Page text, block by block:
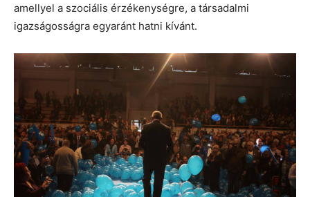
amellyel a szociális érzékenységre, a társadalmi
igazságosságra egyaránt hatni kívánt.